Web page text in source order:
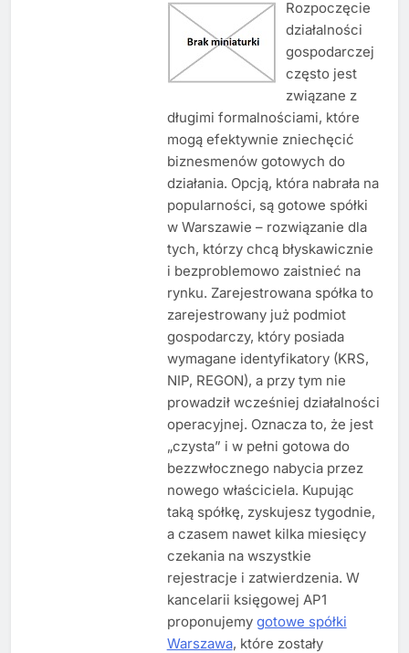
Rozpoczęcie
działalności
gospodarczej
często jest
związane z
długimi formalnościami, które
mogą efektywnie zniechęcić
biznesmenów gotowych do
działania. Opcją, która nabrała na
popularności, są gotowe spółki
w Warszawie – rozwiązanie dla
tych, którzy chcą błyskawicznie
i bezproblemowo zaistnieć na
rynku. Zarejestrowana spółka to
zarejestrowany już podmiot
gospodarczy, który posiada
wymagane identyfikatory (KRS,
NIP, REGON), a przy tym nie
prowadził wcześniej działalności
operacyjnej. Oznacza to, że jest
„czysta” i w pełni gotowa do
bezzwłocznego nabycia przez
nowego właściciela. Kupując
taką spółkę, zyskujesz tygodnie,
a czasem nawet kilka miesięcy
czekania na wszystkie
rejestracje i zatwierdzenia. W
kancelarii księgowej AP1
proponujemy gotowe spółki
Warszawa, które zostały